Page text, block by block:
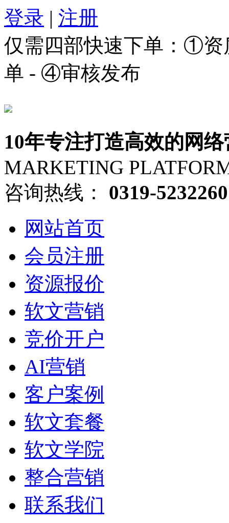
登录 | 注册
仅需四部快速下单：①
单 - ④审核发布
10年专注打造高效的网
MARKETING
咨询热线：
0319-5232260
网站首页
会员注册
资源报价
软文营销
竞价开户
AI营销
客户案例
软文套餐
软文学院
整合营销
联系我们